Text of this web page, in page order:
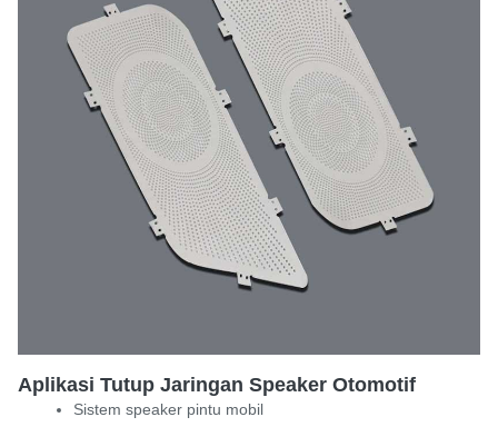
Aplikasi Tutup Jaringan Speaker Otomotif
Sistem speaker pintu mobil